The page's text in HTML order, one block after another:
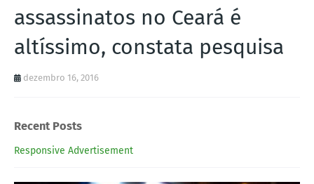
assassinatos no Ceará é
altíssimo, constata pesquisa
dezembro 16, 2016
Recent Posts
Responsive Advertisement